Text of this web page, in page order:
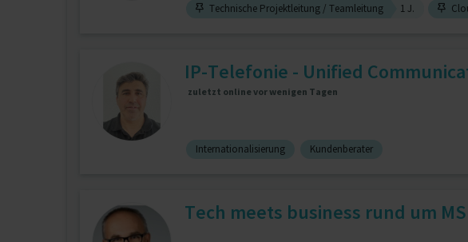
Technische Projektleitung / Teamleitung 1 J.
IP-Telefonie - Unified
zuletzt online vor wenigen Tagen
Internationalisierung Kundenberater
Tech meets business rund um